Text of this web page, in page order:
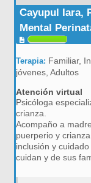
Cayupul Iara,
Mental
Terapia: Familiar,
jóvenes, Adultos
Atención virtual
Psicóloga
crianza.
Acompaño a
puerperio y
inclusión y
cuidan y de sus